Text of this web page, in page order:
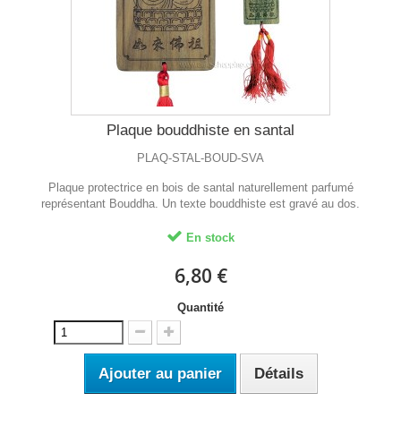
Plaque bouddhiste en santal
PLAQ-STAL-BOUD-SVA
Plaque protectrice en bois de santal naturellement parfumé
représentant Bouddha. Un texte bouddhiste est gravé au dos.
En stock
6,80 €
Quantité
Ajouter au panier Détails